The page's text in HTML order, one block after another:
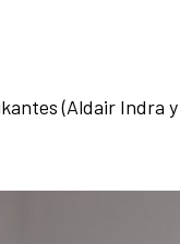
(Aldair Indra